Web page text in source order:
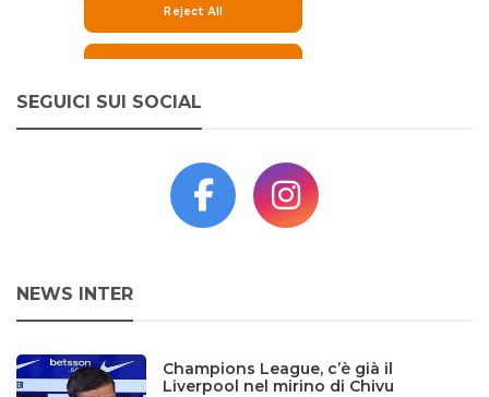
SEGUICI SUI SOCIAL
NEWS INTER
Champions League, c’è già il
Liverpool nel mirino di Chivu